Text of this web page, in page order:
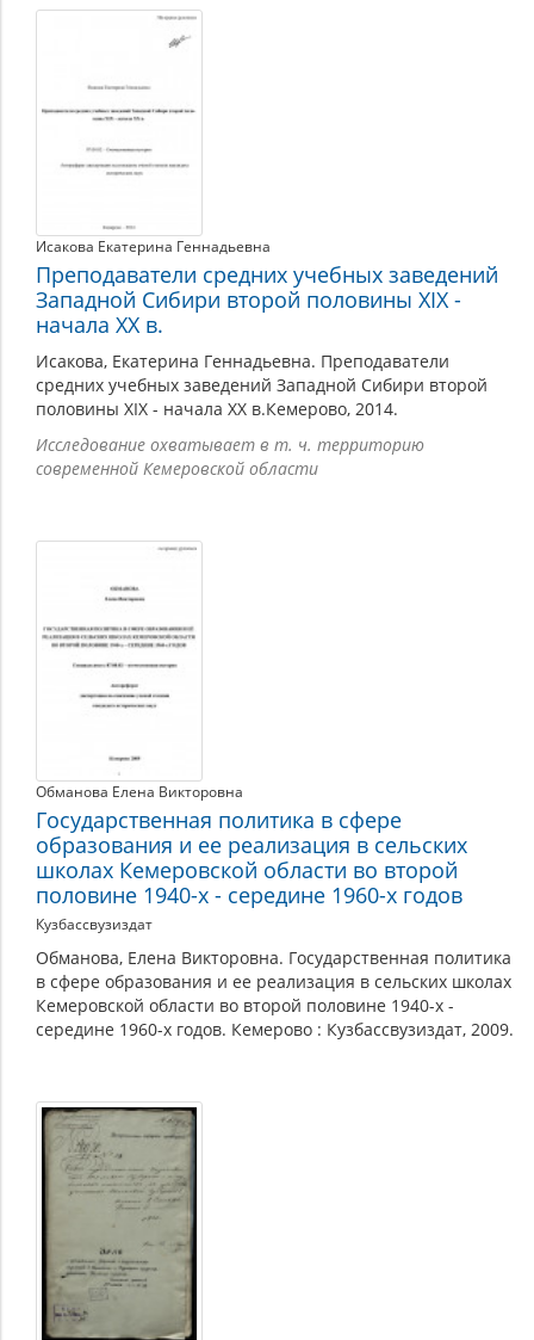
Исакова Екатерина Геннадьевна
Преподаватели средних учебных заведений
Западной Сибири второй половины XIX -
начала XX в.
Исакова, Екатерина Геннадьевна. Преподаватели
средних учебных заведений Западной Сибири второй
половины XIX - начала XX в.Кемерово, 2014.
Исследование охватывает в т. ч. территорию
современной Кемеровской области
Обманова Елена Викторовна
Государственная политика в сфере
образования и ее реализация в сельских
школах Кемеровской области во второй
половине 1940-х - середине 1960-х годов
Кузбассвузиздат
Обманова, Елена Викторовна. Государственная политика
в сфере образования и ее реализация в сельских школах
Кемеровской области во второй половине 1940-х -
середине 1960-х годов. Кемерово : Кузбассвузиздат, 2009.